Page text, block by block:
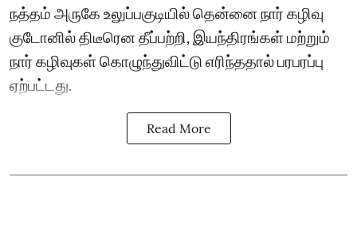
நத்தம் அருகே உலுப்பகுடியில் தென்னை நார் கழிவு
குடோனில் திடீரென தீப்பற்றி, இயந்திரங்கள் மற்றும்
நார் கழிவுகள் கொழுந்துவிட்டு எரிந்ததால் பரபரப்பு
ஏற்பட்டது.
Read More